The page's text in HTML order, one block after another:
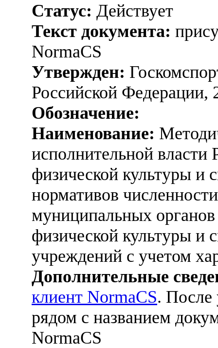
Статус: Действует
Текст документа:
NormaCS
Утвержден:
Российской Федерации,
Обозначение:
Наименование:
исполнительной власти
физической культуры и
нормативов
муниципальных
физической культуры и
учреждений с учетом
Дополнительные
клиент NormaCS. После
рядом с названием
NormaCS